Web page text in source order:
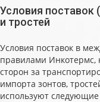
Условия поставок
и тростей
Условия поставок в
правилами Инкотермс,
сторон за
импорта зонтов,
используют следующие